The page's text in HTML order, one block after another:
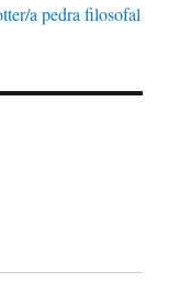
a pedra filosofal